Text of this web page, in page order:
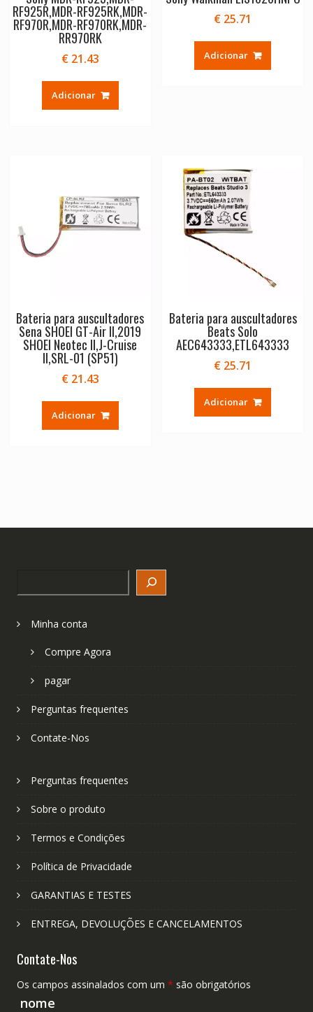
RF925R,MDR-RF925RK,MDR-
RF970R,MDR-RF970RK,MDR-
RR970RK
€21.43
Adicionar
€ 25.71
Adicionar
Bateria para auscultadores
Sena SHOEI GT-Air II,2019
SHOEI Neotec II,J-Cruise
II,SRL-01 (SP51)
€21.43
Adicionar
Bateria para auscultadores
Beats Solo
AEC643333,ETL643333
€ 25.71
Adicionar
Minha conta
Compre Agora
pagar
Perguntas frequentes
Contate-Nos
Perguntas frequentes
Sobre o produto
Termos e Condições
Política de Privacidade
GARANTIAS E TESTES
ENTREGA, DEVOLUÇÕES E CANCELAMENTOS
Contate-Nos
Os campos assinalados com um * são obrigatórios
nome